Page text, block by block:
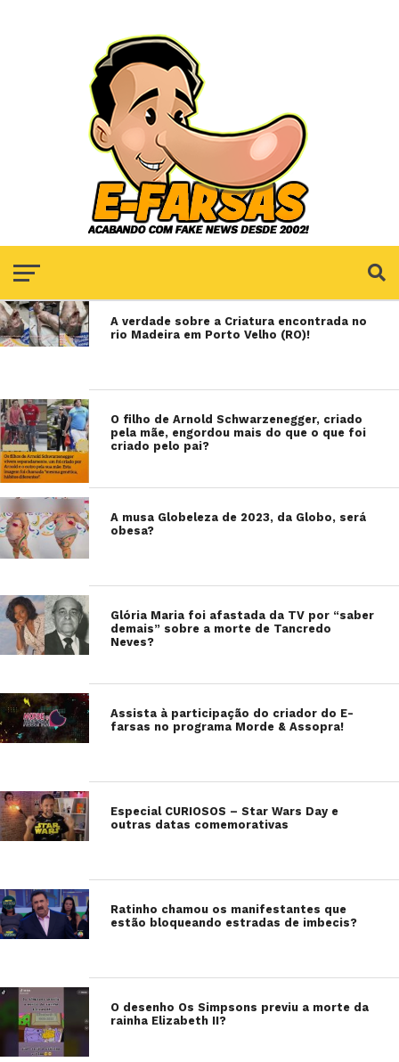
A verdade sobre a Criatura encontrada no
rio Madeira em Porto Velho (RO)!
O filho de Arnold Schwarzenegger, criado
pela mãe, engordou mais do que o que foi
criado pelo pai?
A musa Globeleza de 2023, da Globo, será
obesa?
Glória Maria foi afastada da TV por “saber
demais” sobre a morte de Tancredo
Neves?
Assista à participação do criador do E-
farsas no programa Morde & Assopra!
Especial CURIOSOS – Star Wars Day e
outras datas comemorativas
Ratinho chamou os manifestantes que
estão bloqueando estradas de imbecis?
O desenho Os Simpsons previu a morte da
rainha Elizabeth II?